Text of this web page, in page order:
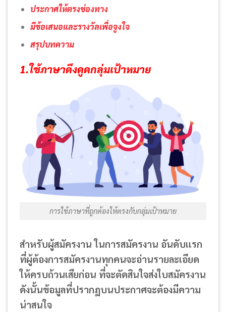
ประกาศให้ตรงช่องทาง
มีข้อเสนอและรางวัลเพื่อจูงใจ
สรุปบทความ
1.ใช้ภาษาดึงดูดกลุ่มเป้าหมาย
การใช้ภาษาที่ถูกต้องให้ตรงกับกลุ่มเป้าหมาย
สำหรับผู้สมัครงาน ในการสมัครงาน อันดับแรก
ที่ผู้ต้องการสมัครงานทุกคนจะอ่านรายละเอียด
ให้ครบถ้วนเสียก่อน ที่จะตัดสินใจส่งใบสมัครงาน
ดังนั้นข้อมูลที่ปรากฏบนประกาศจะต้องมีความ
น่าสนใจ